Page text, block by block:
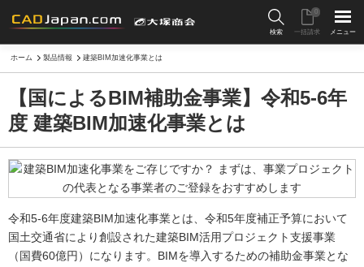
検索 一括請求
0
メニュー
ホーム 製品情報 建築BIM加速化事業とは
【国によるBIM補助金事業】令和5-6年
度 建築BIM加速化事業とは
令和5-6年度建築BIM加速化事業とは、令和5年度補正予算において
国土交通省により創設された建築BIM活用プロジェクト支援事業
（国費60億円）になります。BIMを導入するための補助金事業とな